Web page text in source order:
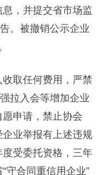
，并提交省市场监
。被撤销公示企业
收取任何费用，严禁
拉入会等增加企业
申请，禁止协会
企业举报有上述违规
受委托资格，三年
守合同重信用企业”